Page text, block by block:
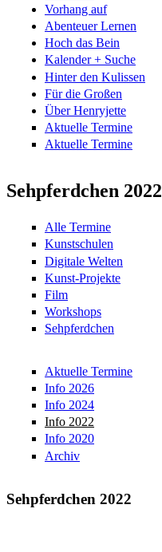
Vorhang auf
Abenteuer Lernen
Hoch das Bein
Kalender + Suche
Hinter den Kulissen
Für die Großen
Über Henryjette
Aktuelle Termine
Aktuelle Termine
Sehpferdchen 2022
Alle Termine
Kunstschulen
Digitale Welten
Kunst-Projekte
Film
Workshops
Sehpferdchen
Aktuelle Termine
Info 2026
Info 2024
Info 2022
Info 2020
Archiv
Sehpferdchen 2022